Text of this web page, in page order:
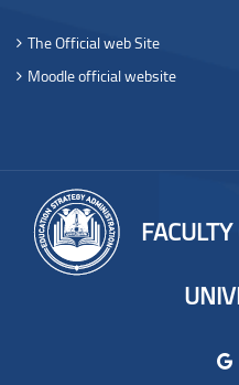
The Official web Site
Moodle official website